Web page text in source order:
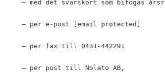
– med det svarskort som bifogas
– per e-post [email protected]
– per fax till 0431-442291
– per post till Nolato AB,